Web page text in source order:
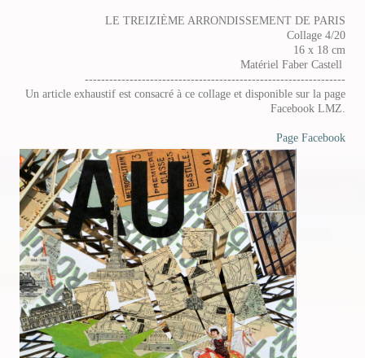
LE TREIZIÈME ARRONDISSEMENT DE PARIS
Collage 4/20
16 x 18 cm
Matériel Faber Castell
----------------------------------------------------------------
Un article exhaustif est consacré à ce collage et disponible sur la page
Facebook LMZ.
Page Facebook